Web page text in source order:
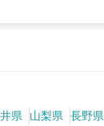
県 山梨県 長野県